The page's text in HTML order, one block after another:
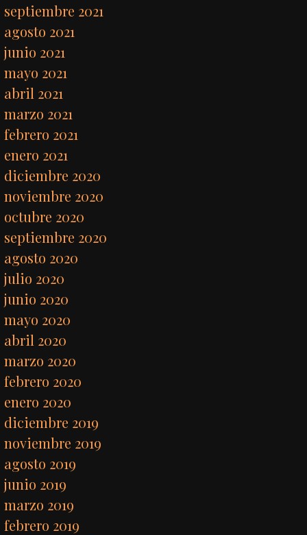
septiembre 2021
agosto 2021
junio 2021
mayo 2021
abril 2021
marzo 2021
febrero 2021
enero 2021
diciembre 2020
noviembre 2020
octubre 2020
septiembre 2020
agosto 2020
julio 2020
junio 2020
mayo 2020
abril 2020
marzo 2020
febrero 2020
enero 2020
diciembre 2019
noviembre 2019
agosto 2019
junio 2019
marzo 2019
febrero 2019